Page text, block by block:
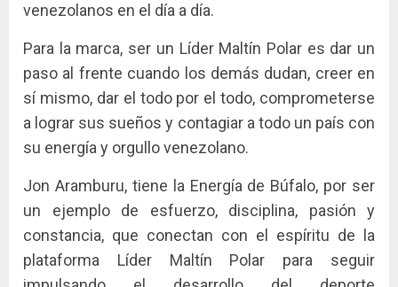
venezolanos en el día a día.
Para la marca, ser un Líder Maltín Polar es dar un
paso al frente cuando los demás dudan, creer en
sí mismo, dar el todo por el todo, comprometerse
a lograr sus sueños y contagiar a todo un país con
su energía y orgullo venezolano.
Jon Aramburu, tiene la Energía de Búfalo, por ser
un ejemplo de esfuerzo, disciplina, pasión y
constancia, que conectan con el espíritu de la
plataforma Líder Maltín Polar para seguir